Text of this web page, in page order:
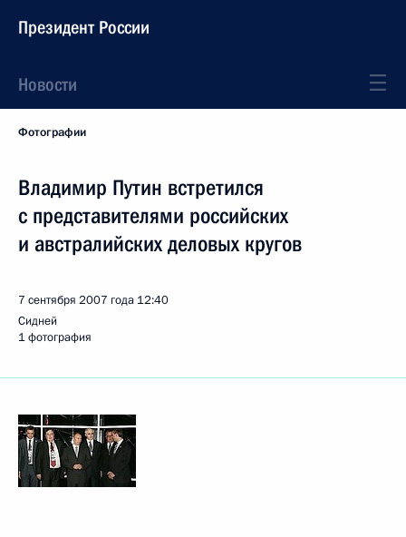
Президент России
Новости
Фотографии
Владимир Путин встретился
с представителями российских
и австралийских деловых кругов
7 сентября 2007 года 12:40
Сидней
1 фотография